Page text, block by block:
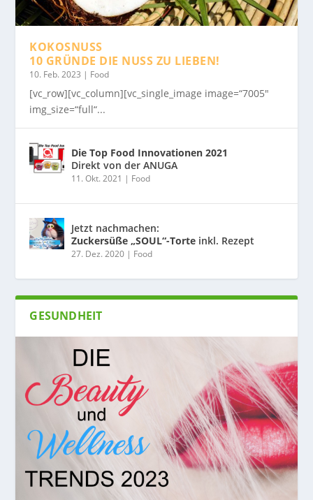
KOKOSNUSS
10 GRÜNDE DIE NUSS ZU LIEBEN!
10. Feb. 2023 | Food
[vc_row][vc_column][vc_single_image image=“7005″
img_size=“full“...
Die Top Food Innovationen 2021
Direkt von der ANUGA
11. Okt. 2021 | Food
Jetzt nachmachen:
Zuckersüße „SOUL“-Torte inkl. Rezept
27. Dez. 2020 | Food
GESUNDHEIT